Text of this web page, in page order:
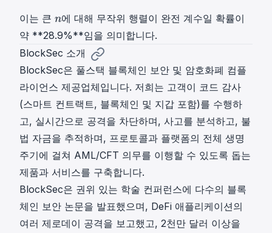
_
2
)
^
2
}
\
t
o
\
i
n
f
t
y
이는 큰 n
n
n에 대해 무작위 행렬이 완전 계수일 확률이
약 **28.9%**임을 의미합니다.
BlockSec 소개
BlockSec은 풀스택 블록체인 보안 및 암호화폐 컴플
라이언스 제공업체입니다. 저희는 고객이 코드 감사
(스마트 컨트랙트, 블록체인 및 지갑 포함)를 수행하
고, 실시간으로 공격을 차단하며, 사고를 분석하고, 불
법 자금을 추적하며, 프로토콜과 플랫폼의 전체 생명
주기에 걸쳐 AML/CFT 의무를 이행할 수 있도록 돕는
제품과 서비스를 구축합니다.
BlockSec은 권위 있는 학술 컨퍼런스에 다수의 블록
체인 보안 논문을 발표했으며, DeFi 애플리케이션의
여러 제로데이 공격을 보고했고, 2천만 달러 이상을